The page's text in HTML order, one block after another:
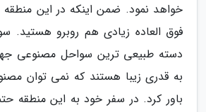
خواهد نمود. ضمن اینکه در این منطقه
فوق العاده زیادی هم روبرو هستید.
دسته طبیعی ترین سواحل مصنوعی
به قدری زیبا هستند که نمی توان
باور کرد. در سفر خود به این منطقه